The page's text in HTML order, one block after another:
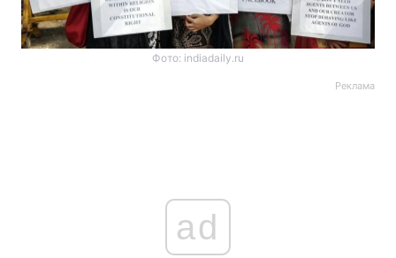
Фото: indiadaily.ru
Реклама
ad